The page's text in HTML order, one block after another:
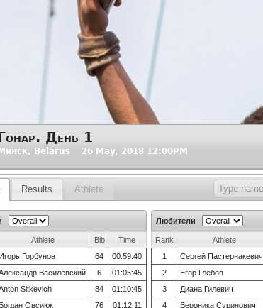
День 1
Минск, Belarus 26 May, 2018 12:00PM
Results Athlete
Athlete Bib
Time
Игорь Горбунов 64
00:59:40
Василевский 6
01:05:45
Sitkevich 84
01:10:45
Богдан Овсиюк 76
01:12:11
Любители
Rank Athlete
1
Сергей Пастернакевич
2
Егор Глебов
3
Диана Гилевич
4
Вероника Суринович